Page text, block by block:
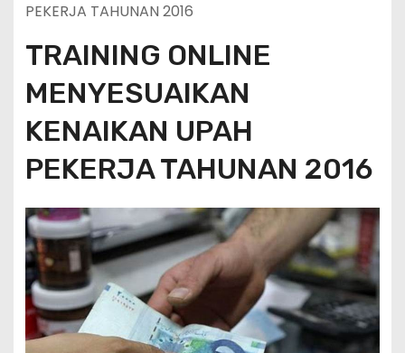
PEKERJA TAHUNAN 2016
TRAINING ONLINE
MENYESUAIKAN
KENAIKAN UPAH
PEKERJA TAHUNAN 2016